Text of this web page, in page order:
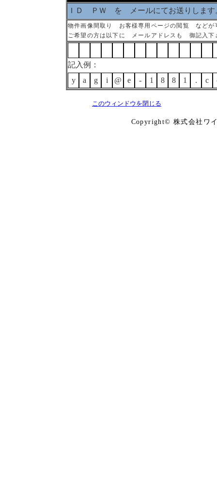
ＩＤ ＰＷ を メールにてお送りします
物件画像間取り お客様専用ページの閲覧 などが
ご希望の方は以下に メールアドレスも 御記入下
記入例：
y
a g i @ e - 1 8 8 1 . c
このウィンドウを閉じる
Copyright© 株式会社ワ